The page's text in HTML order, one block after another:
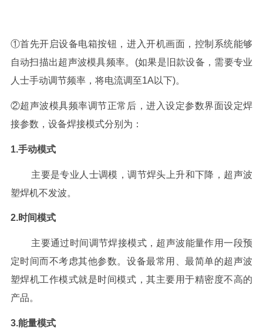
①首先开启设备电箱按钮，进入开机画面，控制系统能够
自动扫描出超声波模具频率。(如果是旧款设备，需要专业
人士手动调节频率，将电流调至1A以下)。
②超声波模具频率调节正常后，进入设定参数界面设定焊
接参数，设备焊接模式分别为：
1.手动模式
主要是专业人士调模，调节焊头上升和下降，超声波
塑焊机不发波。
2.时间模式
主要通过时间调节焊接模式，超声波能量作用一段预
定时间而不考虑其他参数。设备最常用、最简单的超声波
塑焊机工作模式就是时间模式，其主要用于精密度不高的
产品。
3.能量模式